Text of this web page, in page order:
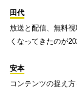
田代
放送と配信、無料
くなってきたのが
安本
コンテンツの捉え